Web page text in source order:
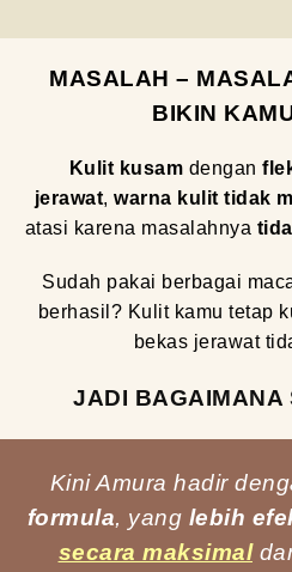
MASALAH –
BIKIN
Kulit kusam dengan
jerawat,warna kulit tidak
atasi karena masalahnya
Sudah pakai berbagai
berhasil? Kulit kamu tetap
bekas jerawat
JADI BAGAIMANA
Kini Amura hadir
formula, yang lebih
secara maksimal